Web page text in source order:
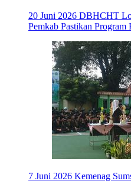
20 Juni 2026 DBHCHT
Pemkab Pastikan Program
7 Juni 2026 Kemenag